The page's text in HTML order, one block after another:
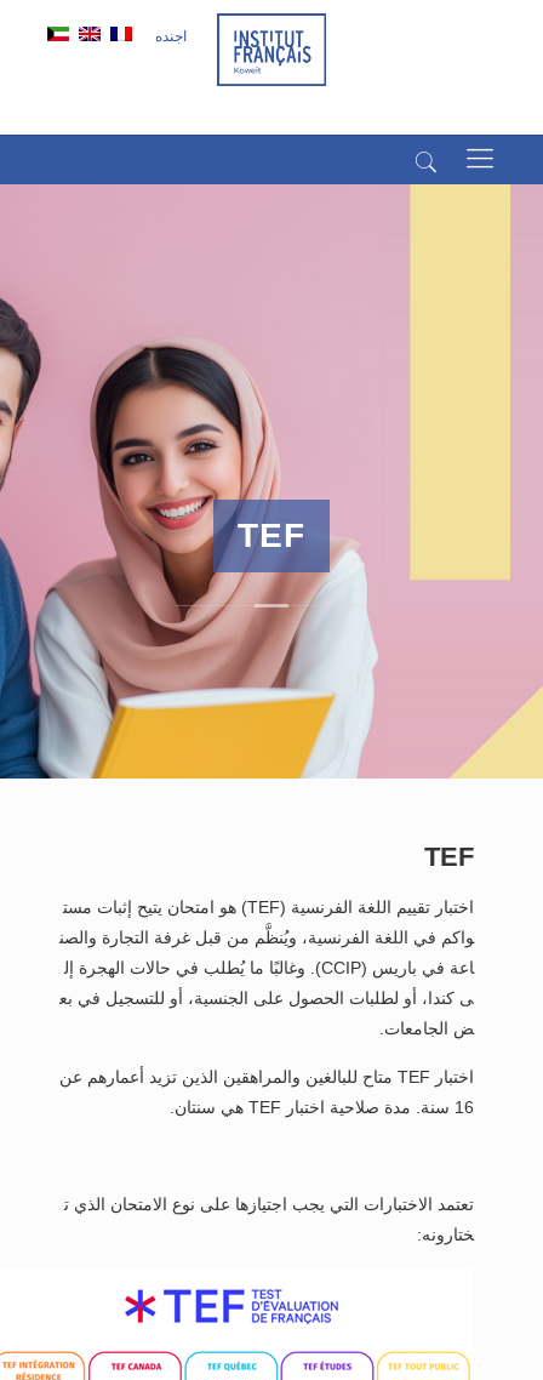
اجنده
TEF
TEF
اختبار تقييم اللغة الفرنسية (TEF) هو امتحان يتيح إثبات مست
واكم في اللغة الفرنسية، ويُنظَّم من قبل غرفة التجارة والصن
اعة في باريس (CCIP). وغالبًا ما يُطلب في حالات الهجرة إل
ى كندا، أو لطلبات الحصول على الجنسية، أو للتسجيل في بع
ض الجامعات.
اختبار TEF متاح للبالغين والمراهقين الذين تزيد أعمارهم عن
16 سنة. مدة صلاحية اختبار TEF هي سنتان.
تعتمد الاختبارات التي يجب اجتيازها على نوع الامتحان الذي ت
ختارونه: